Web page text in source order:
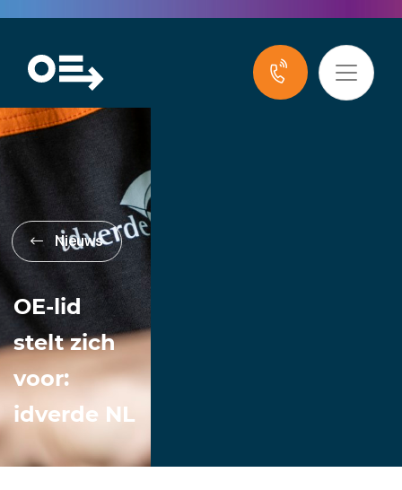
Nieuws
OE-lid
stelt zich
voor:
idverde NL